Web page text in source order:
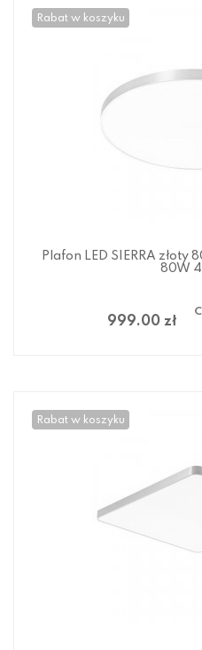
Rabat w koszyku
Plafon LED SIERRA złoty
80W
999.00 zł
Rabat w koszyku